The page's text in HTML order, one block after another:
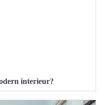
interieur?